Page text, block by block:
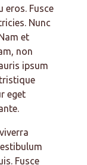
eros. Fusce
Nunc
et
non
ipsum
eget
Fusce